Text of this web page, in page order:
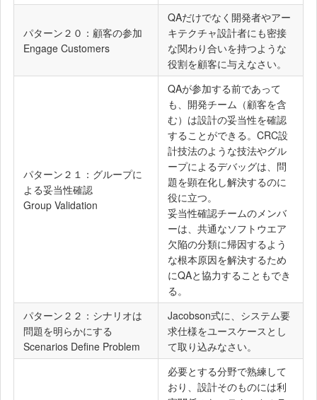
パターン２０：顧客の参加
Engage Customers
QAだけでなく開発者やアー
キテクチャ設計者にも密接
な関わり合いを持つような
役割を顧客に与えなさい。
パターン２１：グループに
よる妥当性確認
Group Validation
QAが参加する前であって
も、開発チーム（顧客を含
む）は設計の妥当性を確認
することができる。CRC設
計技法のような技法やグル
ープによるデバッグは、問
題を顕在化し解決するのに
役に立つ。
妥当性確認チームのメンバ
ーは、共通なソフトウエア
欠陥の分類に帰因するよう
な根本原因を解決するため
にQAと協力することもでき
る。
パターン２２：シナリオは
問題を明らかにする
Scenarios Define Problem
Jacobson式に、システム要
求仕様をユースケースとし
て取り込みなさい。
必要とする分野で熟練して
おり、設計そのものには利